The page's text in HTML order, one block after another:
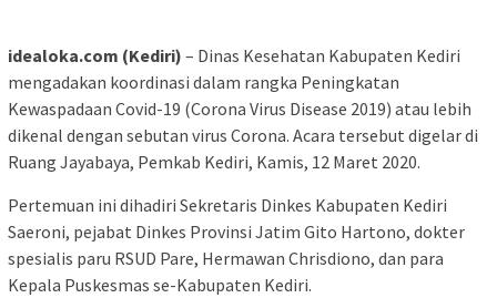
idealoka.com (Kediri) – Dinas Kesehatan Kabupaten Kediri
mengadakan koordinasi dalam rangka Peningkatan
Kewaspadaan Covid-19 (Corona Virus Disease 2019) atau lebih
dikenal dengan sebutan virus Corona. Acara tersebut digelar di
Ruang Jayabaya, Pemkab Kediri, Kamis, 12 Maret 2020.
Pertemuan ini dihadiri Sekretaris Dinkes Kabupaten Kediri
Saeroni, pejabat Dinkes Provinsi Jatim Gito Hartono, dokter
spesialis paru RSUD Pare, Hermawan Chrisdiono, dan para
Kepala Puskesmas se-Kabupaten Kediri.